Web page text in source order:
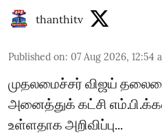
thanthitv
Published on: 07 Aug 2026, 12:54
முதலமைச்சர் விஜய்
அனைத்துக் கட்சி
உள்ளதாக அறிவிப்பு...